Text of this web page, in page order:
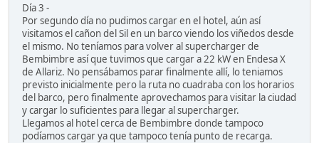
Día 3 -
Por segundo día no pudimos cargar en el hotel, aún así
visitamos el cañon del Sil en un barco viendo los viñedos desde
el mismo. No teníamos para volver al supercharger de
Bembimbre así que tuvimos que cargar a 22 kW en Endesa X
de Allariz. No pensábamos parar finalmente allí, lo teniamos
previsto inicialmente pero la ruta no cuadraba con los horarios
del barco, pero finalmente aprovechamos para visitar la ciudad
y cargar lo suficientes para llegar al supercharger.
Llegamos al hotel cerca de Bembimbre donde tampoco
podíamos cargar ya que tampoco tenía punto de recarga.